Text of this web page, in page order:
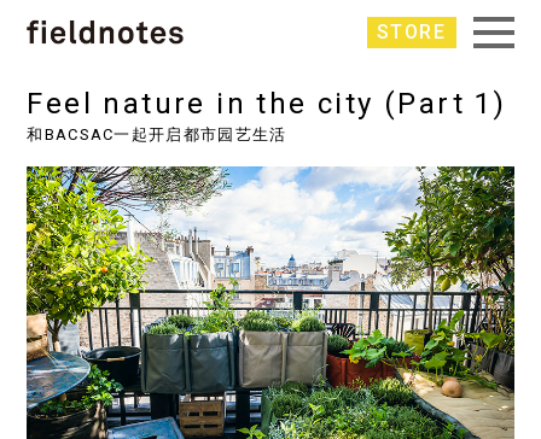
STORE
Feel nature in the city (Part 1)
和BACSAC一起开启都市园艺生活